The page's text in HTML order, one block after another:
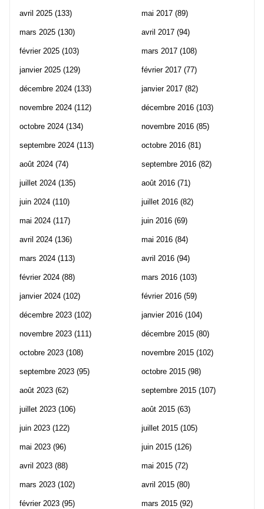
avril 2025 (133)
mars 2025 (130)
février 2025 (103)
janvier 2025 (129)
décembre 2024 (133)
novembre 2024 (112)
octobre 2024 (134)
septembre 2024 (113)
août 2024 (74)
juillet 2024 (135)
juin 2024 (110)
mai 2024 (117)
avril 2024 (136)
mars 2024 (113)
février 2024 (88)
janvier 2024 (102)
décembre 2023 (102)
novembre 2023 (111)
octobre 2023 (108)
septembre 2023 (95)
août 2023 (62)
juillet 2023 (106)
juin 2023 (122)
mai 2023 (96)
avril 2023 (88)
mars 2023 (102)
février 2023 (95)
mai 2017 (89)
avril 2017 (94)
mars 2017 (108)
février 2017 (77)
janvier 2017 (82)
décembre 2016 (103)
novembre 2016 (85)
octobre 2016 (81)
septembre 2016 (82)
août 2016 (71)
juillet 2016 (82)
juin 2016 (69)
mai 2016 (84)
avril 2016 (94)
mars 2016 (103)
février 2016 (59)
janvier 2016 (104)
décembre 2015 (80)
novembre 2015 (102)
octobre 2015 (98)
septembre 2015 (107)
août 2015 (63)
juillet 2015 (105)
juin 2015 (126)
mai 2015 (72)
avril 2015 (80)
mars 2015 (92)